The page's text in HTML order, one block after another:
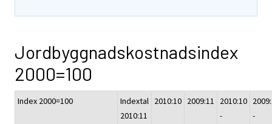
Jordbyggnadskostnadsindex
2000=100
Index 2000=100
Indextal
2010:11
2010:10 2009:11
2010:10
-
-